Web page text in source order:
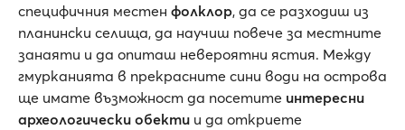
специфичния местен фолклор, да се разходиш из
планински селища, да научиш повече за местните
занаяти и да опиташ невероятни ястия. Между
гмурканията в прекрасните сини води на острова
ще имате възможност да посетите интересни
археологически обекти и да откриете